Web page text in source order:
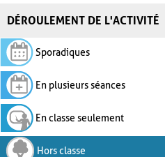
DÉROULEMENT DE L'ACTIVITÉ
Sporadiques
En plusieurs séances
En classe seulement
Hors classe